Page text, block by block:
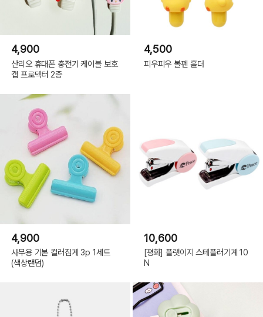
4,900
산리오 휴대폰 충전기 케이블 보호
캡 프로텍터 2종
4,500
피우피우 볼펜 홀더
4,900
사무용 기본 컬러집게 3p 1세트
(색상랜덤)
10,600
[평화] 플랫이지 스테플러기계 10
N